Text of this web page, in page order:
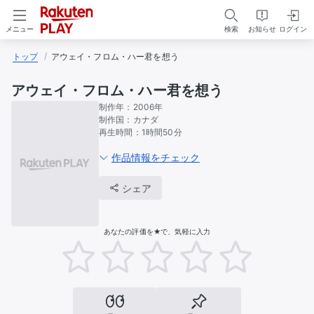
メニュー 検索 お知らせ ログイン
トップ アウェイ・フロム・ハー君を想う
アウェイ・フロム・ハー君を想う
制作年： 2006年
制作国： カナダ
再生時間： 1時間50分
作品情報をチェック
シェア
あなたの評価を★で、気軽に入力